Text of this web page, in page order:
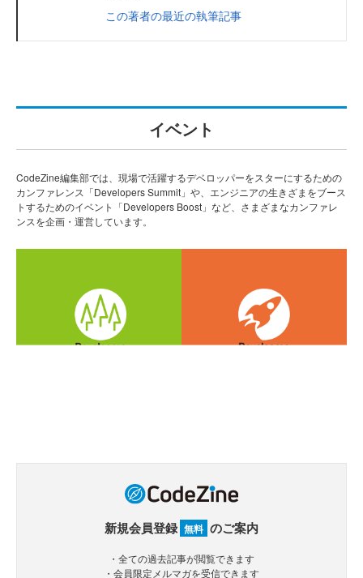
この著者の最近の執筆記事
イベント
CodeZine編集部では、現場で活躍するデベロッパーをスターにするための
カンファレンス「Developers Summit」や、エンジニアの生きざまをブース
トするためのイベント「Developers Boost」など、さまざまなカンファレ
ンスを企画・運営しています。
新規会員登録 無料 のご案内
・全ての過去記事が閲覧できます
・会員限定メルマガを受信できます